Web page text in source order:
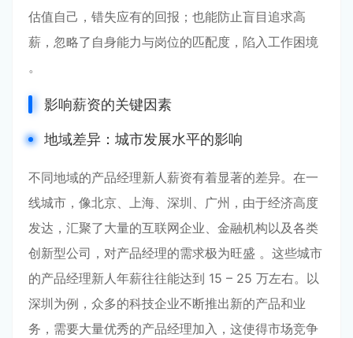
估值自己，错失应有的回报；也能防止盲目追求高
薪，忽略了自身能力与岗位的匹配度，陷入工作困境
。
影响薪资的关键因素
地域差异：城市发展水平的影响
不同地域的产品经理新人薪资有着显著的差异。在一
线城市，像北京、上海、深圳、广州，由于经济高度
发达，汇聚了大量的互联网企业、金融机构以及各类
创新型公司，对产品经理的需求极为旺盛 。这些城市
的产品经理新人年薪往往能达到 15 – 25 万左右。以
深圳为例，众多的科技企业不断推出新的产品和业
务，需要大量优秀的产品经理加入，这使得市场竞争